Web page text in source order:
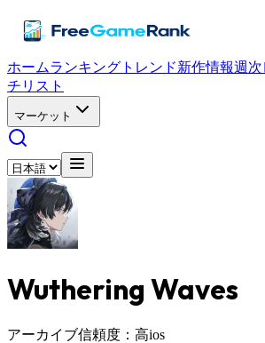
ホームランキング トレンド新作情報週次
チリスト
マーケット
Wuthering Waves
アーカイブ信頼度：高ios